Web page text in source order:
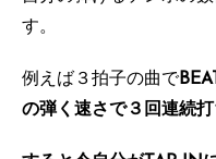
す。
例えば３拍子の曲で
の弾く速さで３回連続打